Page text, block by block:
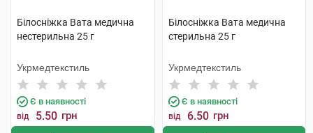
Білосніжка Вата медична
нестерильна 25 г
Укрмедтекстиль
Є в наявності
від 5.50 грн
Білосніжка Вата медична
стерильна 25 г
Укрмедтекстиль
Є в наявності
від 6.50 грн